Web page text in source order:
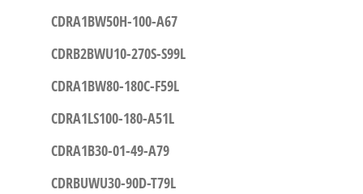
CDRA1BW50H-100-A67
CDRB2BWU10-270S-S99L
CDRA1BW80-180C-F59L
CDRA1LS100-180-A51L
CDRA1B30-01-49-A79
CDRBUWU30-90D-T79L